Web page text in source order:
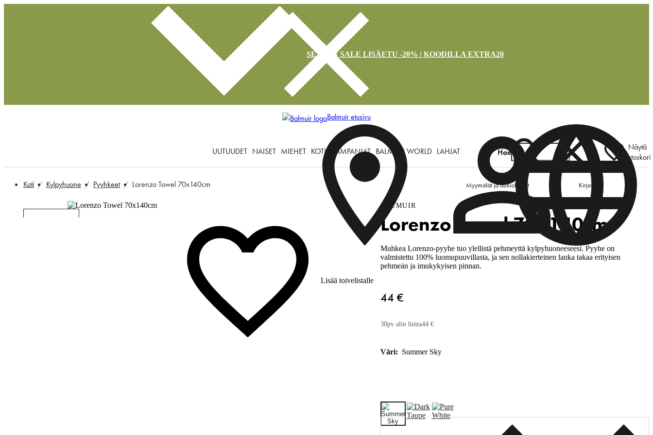
SEASON SALE LISÄETU -20% | KOODILLA EXTRA20
Balmuir etusivu
Myymälät ja aukioloajat Kirjaudu
UUTUUDET NAISET MIEHET KOTI KAMPANJAT BALMUIR WORLD LAHJAT Hae
Näytä
ostoskori
Koti Kylpyhuone Pyyhkeet Lorenzo Towel 70x140cm
Lisää toivelistalle
BALMUIR
Lorenzo Towel 70x140cm
Muhkea Lorenzo-pyyhe tuo ylellistä pehmeyttä kylpyhuoneeseesi. Pyyhe on
valmistettu 100% luomupuuvillasta, ja sen nollakierteinen lanka takaa erityisen
pehmeän ja imukykyisen pinnan.
44 €
30pv alin hinta44 €
Väri: Summer Sky